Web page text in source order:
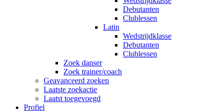
Debutanten
Clublessen
Latin
Wedstrijdklasse
Debutanten
Clublessen
Zoek danser
Zoek trainer/coach
Geavanceerd zoeken
Laatste zoekactie
Laatst toegevoegd
Profiel